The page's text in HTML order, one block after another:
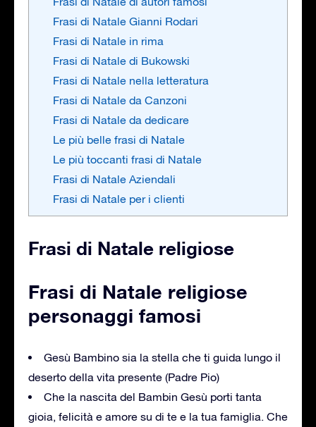
Frasi di Natale Gianni Rodari
Frasi di Natale in rima
Frasi di Natale di Bukowski
Frasi di Natale nella letteratura
Frasi di Natale da Canzoni
Frasi di Natale da dedicare
Le più belle frasi di Natale
Le più toccanti frasi di Natale
Frasi di Natale Aziendali
Frasi di Natale per i clienti
Frasi di Natale religiose
Frasi di Natale religiose
personaggi famosi
Gesù Bambino sia la stella che ti guida lungo il
deserto della vita presente (Padre Pio)
Che la nascita del Bambin Gesù porti tanta
gioia, felicità e amore su di te e la tua famiglia. Che